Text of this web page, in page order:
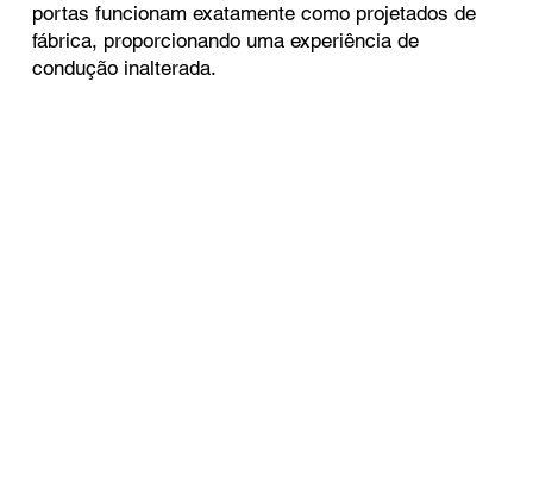
portas funcionam exatamente como projetados de
fábrica, proporcionando uma experiência de
condução inalterada.